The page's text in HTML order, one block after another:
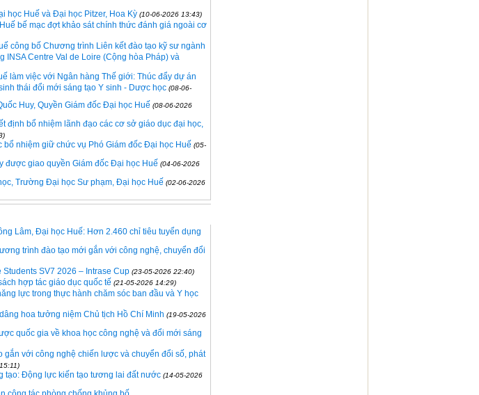
học Huế và Đại học Pitzer, Hoa Kỳ (10-06-2026 13:43)
bế mạc đợt khảo sát chính thức đánh giá ngoài cơ
công bố Chương trình Liên kết đào tạo kỹ sư ngành
INSA Centre Val de Loire (Cộng hòa Pháp) và
làm việc với Ngân hàng Thế giới: Thúc đẩy dự án
thái đổi mới sáng tạo Y sinh - Dược học (08-06-
Huy, Quyền Giám đốc Đại học Huế (08-06-2026
định bổ nhiệm lãnh đạo các cơ sở giáo dục đại học,
nhiệm giữ chức vụ Phó Giám đốc Đại học Huế (05-
được giao quyền Giám đốc Đại học Huế (04-06-2026
Trường Đại học Sư phạm, Đại học Huế (02-06-2026
Lâm, Đại học Huế: Hơn 2.460 chỉ tiêu tuyển dụng
trình đào tạo mới gắn với công nghệ, chuyển đổi
SV7 2026 – Intrase Cup (23-05-2026 22:40)
hợp tác giáo dục quốc tế (21-05-2026 14:29)
lực trong thực hành chăm sóc ban đầu và Y học
hoa tưởng niệm Chủ tịch Hồ Chí Minh (19-05-2026
quốc gia về khoa học công nghệ và đổi mới sáng
gắn với công nghệ chiến lược và chuyển đổi số, phát
tạo: Động lực kiến tạo tương lai đất nước (14-05-2026